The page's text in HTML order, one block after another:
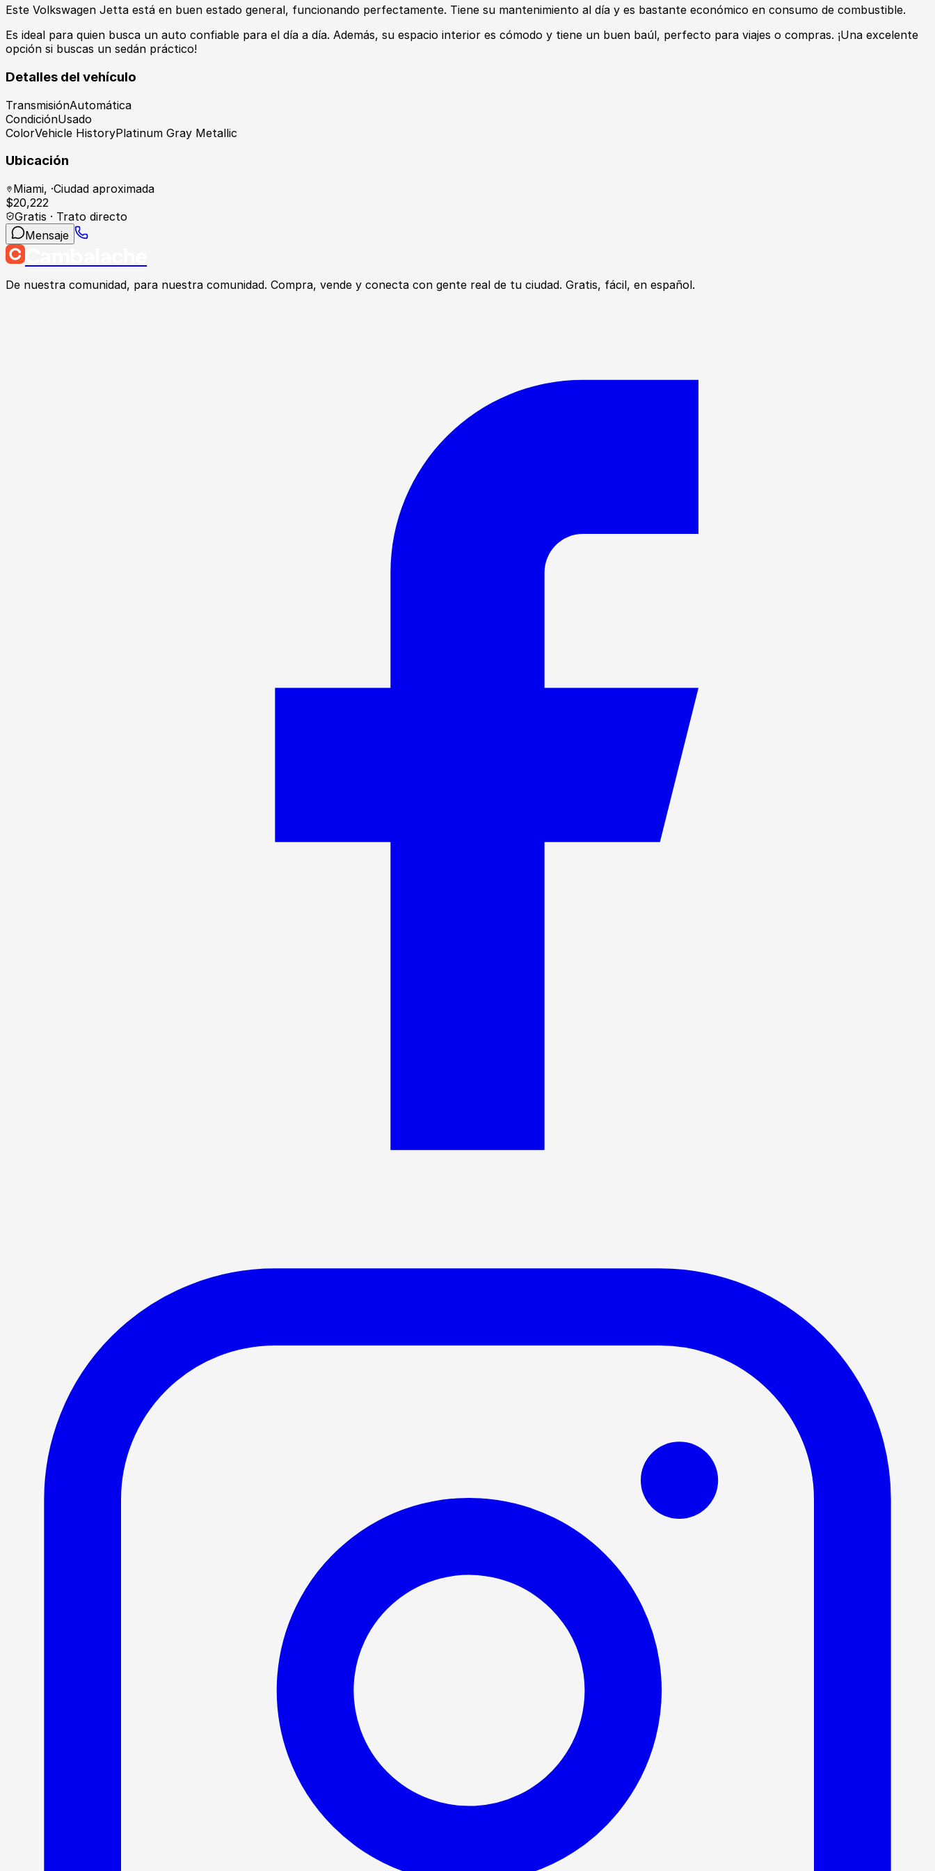
Este Volkswagen Jetta está en buen estado general, funcionando perfectamente. Tiene su mantenimiento al día y es bastante económico en consumo de combustible.
Es ideal para quien busca un auto confiable para el día a día. Además, su espacio interior es cómodo y tiene un buen baúl, perfecto para viajes o compras. ¡Una excelente
opción si buscas un sedán práctico!
Detalles del vehículo
TransmisiónAutomática
CondiciónUsado
ColorVehicle HistoryPlatinum Gray Metallic
Ubicación
Miami, ·Ciudad aproximada
$20,222
Gratis · Trato directo
Mensaje
De nuestra comunidad, para nuestra comunidad. Compra, vende y conecta con gente real de tu ciudad. Gratis, fácil, en español.